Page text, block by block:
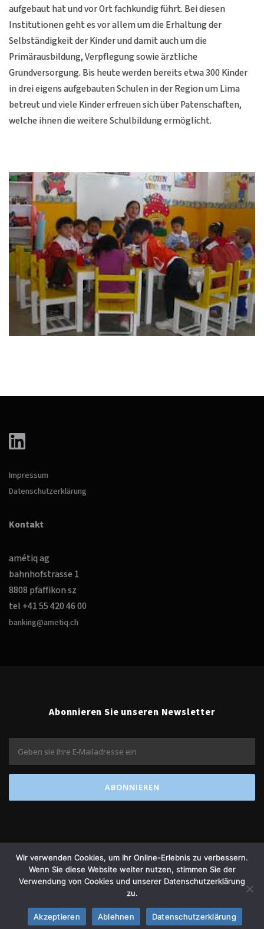
aufgebaut hat und vor Ort fachkundig führt. Bei diesen
Institutionen geht es vor allem um die Erhaltung der
Selbständigkeit der Kinder und damit auch um die
Primärausbildung, Verpflegung sowie ärztliche
Grundversorgung. Bis heute werden bereits etwa 300 Kinder
in drei eigens aufgebauten Schulen in der Region um Lima
betreut und viele Kinder erfreuen sich über Patenschaften,
welche ihnen die weitere Schulbildung ermöglicht.
Impressum
Datenschutzerklärung
Kontakt
amétiq ag
bahnhofstrasse 1
8808 pfäffikon sz
tel +41 55 420 46 00
banking@ametiq.ch
Abonnieren Sie unseren Newsletter
Copyright © 2026 amétiq banking
Theme von FameThemes
Wir verwenden Cookies, um Ihr Online-Erlebnis zu verbessern.
Wenn Sie diese Website weiter nutzen, stimmen Sie der
Verwendung von Cookies und unserer Datenschutzerklärung
zu.
Akzeptieren Ablehnen Datenschutzerklärung